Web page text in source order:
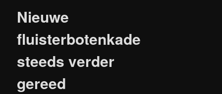
Nieuwe
fluisterbotenkade
steeds verder
gereed